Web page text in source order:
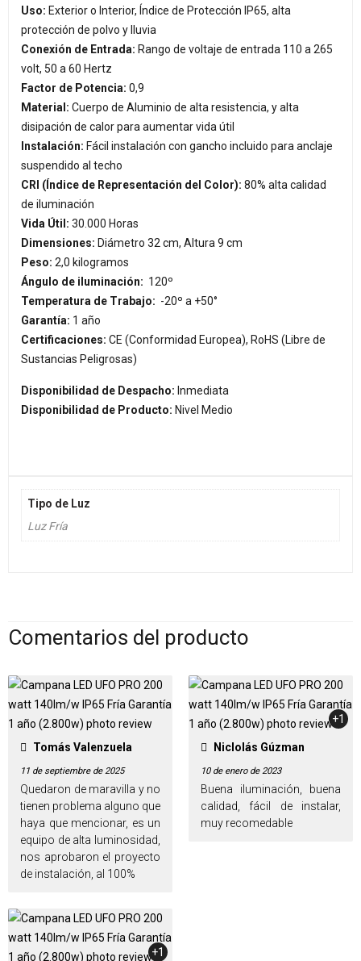
Uso: Exterior o Interior, Índice de Protección IP65, alta
protección de polvo y lluvia
Conexión de Entrada: Rango de voltaje de entrada 110 a 265
volt, 50 a 60 Hertz
Factor de Potencia: 0,9
Material: Cuerpo de Aluminio de alta resistencia, y alta
disipación de calor para aumentar vida útil
Instalación: Fácil instalación con gancho incluido para anclaje
suspendido al techo
CRI (Índice de Representación del Color): 80% alta calidad
de iluminación
Vida Útil: 30.000 Horas
Dimensiones: Diámetro 32 cm, Altura 9 cm
Peso: 2,0 kilogramos
Ángulo de iluminación: 120º
Temperatura de Trabajo: -20º a +50°
Garantía: 1 año
Certificaciones: CE (Conformidad Europea), RoHS (Libre de
Sustancias Peligrosas)
Disponibilidad de Despacho: Inmediata
Disponibilidad de Producto: Nivel Medio
Tipo de Luz
Luz Fría
Comentarios del producto
Tomás Valenzuela
11 de septiembre de 2025
Quedaron de maravilla y no
tienen problema alguno que
haya que mencionar, es un
equipo de alta luminosidad,
nos aprobaron el proyecto
de instalación, al 100%
+1
+1
Niclolás Gúzman
10 de enero de 2023
Buena iluminación, buena
calidad, fácil de instalar,
muy recomedable